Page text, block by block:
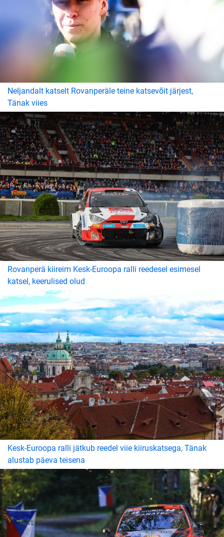
Neljandalt katselt Rovanperäle teine katsevõit järjest,
Tänak viies
Rovanperä kiireim Kesk-Euroopa ralli reedesel esimesel
katsel, keerulised olud
Kesk-Euroopa ralli jätkub reedel viie kiiruskatsega, Tänak
alustab päeva teisena